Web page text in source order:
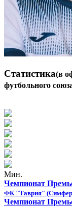
Статистика(в
футбольного
Мин.
Чемпионат
ФК "Таврия"
Чемпионат